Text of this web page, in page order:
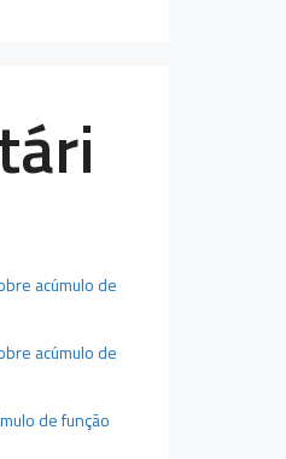
acúmulo de
acúmulo de
de função